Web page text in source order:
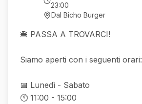
23:00
Dal Bicho Burger
🍔 PASSA A TROVARCI!
Siamo aperti con i seguenti orari:
📅 Lunedì - Sabato
🕚 11:00 - 15:00